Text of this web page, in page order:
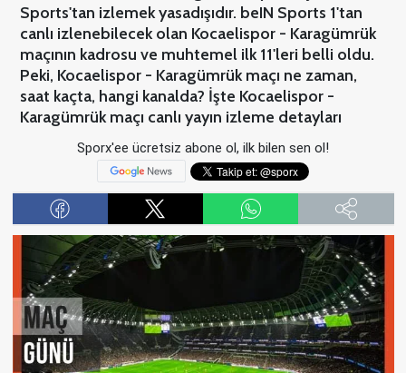
Sports'tan izlemek yasadışıdır. beIN Sports 1'tan
canlı izlenebilecek olan Kocaelispor - Karagümrük
maçının kadrosu ve muhtemel ilk 11'leri belli oldu.
Peki, Kocaelispor - Karagümrük maçı ne zaman,
saat kaçta, hangi kanalda? İşte Kocaelispor -
Karagümrük maçı canlı yayın izleme detayları
Sporx'ee ücretsiz abone ol, ilk bilen sen ol!